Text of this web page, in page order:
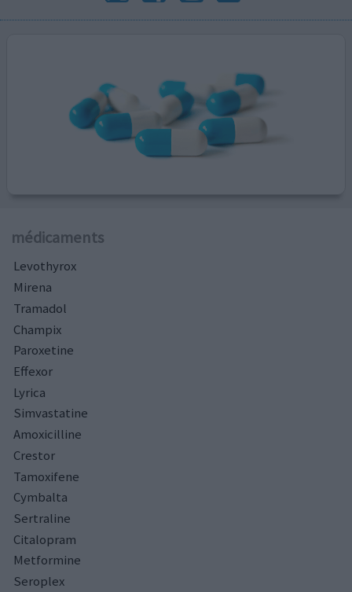
médicaments
Levothyrox
Mirena
Tramadol
Champix
Paroxetine
Effexor
Lyrica
Simvastatine
Amoxicilline
Crestor
Tamoxifene
Cymbalta
Sertraline
Citalopram
Metformine
Seroplex